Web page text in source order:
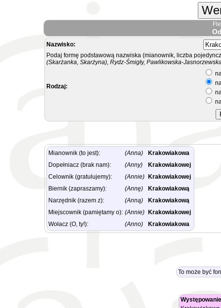
Nazwisko:
Podaj formę podstawową nazwiska (mianownik, liczba
(Skarżanka, Skarżyna), Rydz-Śmigły, Pawlikowska-
Rodzaj:
Mianownik (to jest): (Anna)
Krakowiakowa
Dopełniacz (brak nam):
(Anny)
Krakowiakowej
Celownik (gratulujemy):
(Annie)
Krakowiakowej
Biernik (zapraszamy):
(Annę)
Krakowiakową
Narzędnik (razem z):
(Anną)
Krakowiakową
Miejscownik (pamiętamy o): (Annie)
Krakowiakowej
Wołacz (O, ty!):
(Anno) Krakowiakowa
To może być